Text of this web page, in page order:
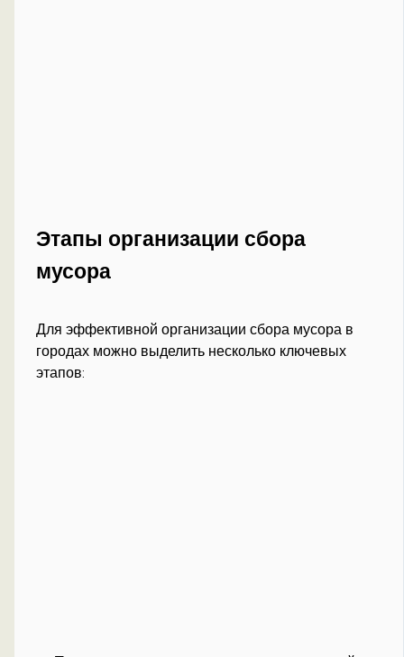
Этапы организации сбора
мусора
Для эффективной организации сбора мусора в
городах можно выделить несколько ключевых
этапов: